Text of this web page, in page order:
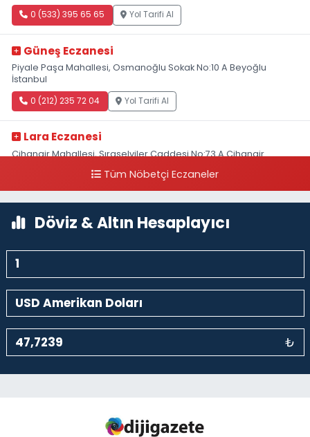
0 (533) 395 65 65 Yol Tarifi Al
Güneş Eczanesi
Piyale Paşa Mahallesi, Osmanoğlu Sokak No:10 A Beyoğlu
İstanbul
0 (212) 235 72 04 Yol Tarifi Al
Lara Eczanesi
Cihangir Mahallesi, Sıraselviler Caddesi No:73 A Cihangir
Tüm Nöbetçi Eczaneler
Döviz & Altın Hesaplayıcı
₺